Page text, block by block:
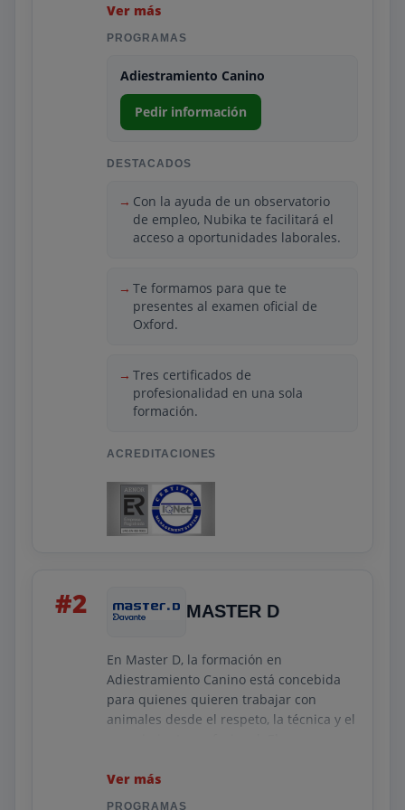
como clicker, autocontrol y socialización.
Además, se enseña a evaluar el contexto
y diseñar planes individualizados de
entrenamiento, todo desde una
perspectiva respetuosa y formativa.
online, vídeos demostrativos y trabajos
residencias, protectoras o academias.
Los estudiantes pueden practicar con
perros reales bajo supervisión, lo que
flexibilidad y su red de profesionales del
mundo animal, Nubika es una opción
proyección laboral.
Ver más
PROGRAMAS
Adiestramiento Canino
Pedir información
DESTACADOS
Con la ayuda de un observatorio
de empleo, Nubika te facilitará el
acceso a oportunidades laborales.
Te formamos para que te
presentes al examen oficial de
Oxford.
Tres certificados de
profesionalidad en una sola
formación.
ACREDITACIONES
#2 MASTER D
En Master D, la formación en
Adiestramiento Canino está concebida
para quienes quieren trabajar con
animales desde el respeto, la técnica y el
comportamiento canino, métodos
positivos de aprendizaje, refuerzo,
Ver más
PROGRAMAS